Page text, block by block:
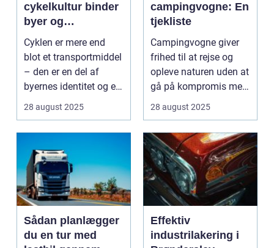
cykelkultur binder
byer og
mennesker
sammen
Cyklen er mere end
blot et transportmiddel
– den er en del af
byernes identitet og en
kultur, ...
28 august 2025
campingvogne: En
tjekliste
Campingvogne giver
frihed til at rejse og
opleve naturen uden at
gå på kompromis med
kom...
28 august 2025
Sådan planlægger
du en tur med
Effektiv
industrilakering i